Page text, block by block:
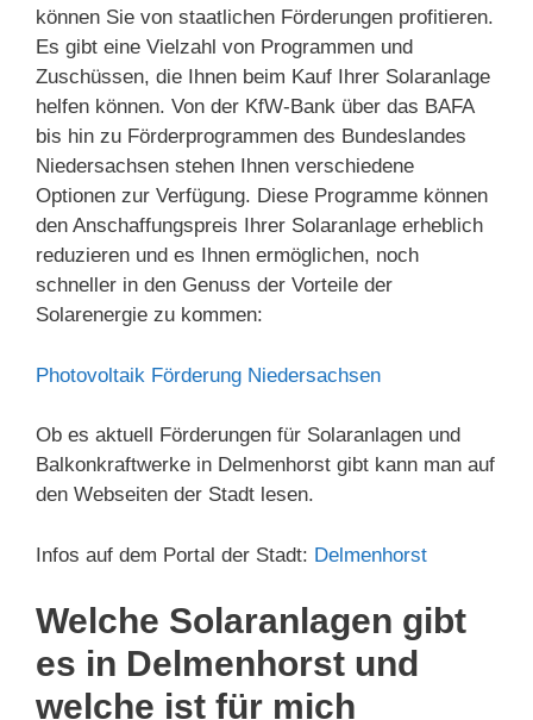
können Sie von staatlichen Förderungen profitieren.
Es gibt eine Vielzahl von Programmen und
Zuschüssen, die Ihnen beim Kauf Ihrer Solaranlage
helfen können. Von der KfW-Bank über das BAFA
bis hin zu Förderprogrammen des Bundeslandes
Niedersachsen stehen Ihnen verschiedene
Optionen zur Verfügung. Diese Programme können
den Anschaffungspreis Ihrer Solaranlage erheblich
reduzieren und es Ihnen ermöglichen, noch
schneller in den Genuss der Vorteile der
Solarenergie zu kommen:
Photovoltaik Förderung Niedersachsen
Ob es aktuell Förderungen für Solaranlagen und
Balkonkraftwerke in Delmenhorst gibt kann man auf
den Webseiten der Stadt lesen.
Infos auf dem Portal der Stadt: Delmenhorst
Welche Solaranlagen gibt
es in Delmenhorst und
welche ist für mich